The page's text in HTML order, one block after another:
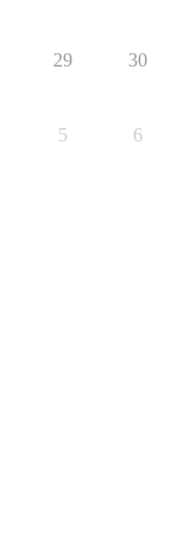
29 30
5 6